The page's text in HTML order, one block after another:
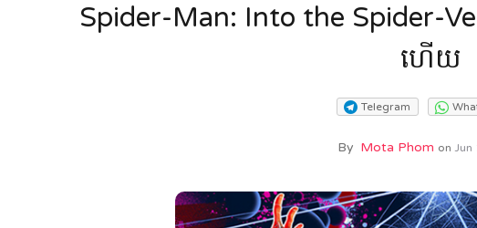
Spider-Man: Into the Spider-
ហើយ
Telegram
By Mota Phom on Jun